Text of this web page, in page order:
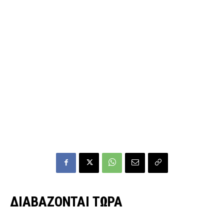
ΔΙΑΒΑΖΟΝΤΑΙ ΤΩΡΑ